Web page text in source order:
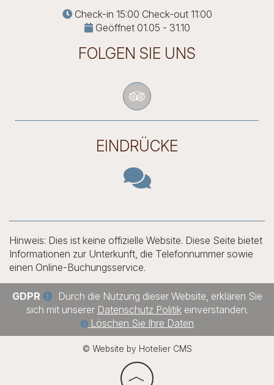
Check-in 15:00 Check-out 11:00
Geöffnet 01.05 - 31.10
FOLGEN SIE UNS
EINDRÜCKE
Hinweis: Dies ist keine offizielle Website. Diese Seite bietet
Informationen zur Unterkunft, die Telefonnummer sowie
einen Online-Buchungsservice.
GDPR
Durch die Nutzung dieser Website, erklären Sie
sich mit unserer Datenschutz Politikeinverstanden.
Löschen Sie Ihre Daten
© Website by Hotelier CMS
︿